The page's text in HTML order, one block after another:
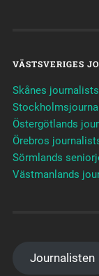
VÄSTSVERIGES
Skånes
Östergötlands
Örebros
Sörmlands
Västmanlands
Journalisten